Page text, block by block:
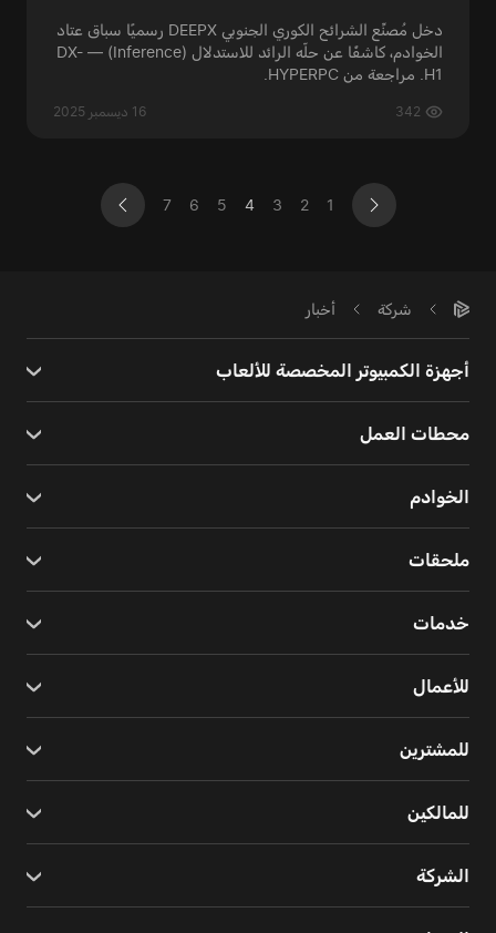
دخل مُصنِّع الشرائح الكوري الجنوبي DEEPX رسميًا سباق عتاد
الخوادم، كاشفًا عن حلّه الرائد للاستدلال (Inference) — DX-
H1. مراجعة من HYPERPC.
16 ديسمبر 2025 342
1
2
3
4
5
6
7
شركة أخبار
أجهزة الكمبيوتر المخصصة للألعاب
محطات العمل
الخوادم
ملحقات
خدمات
للأعمال
للمشترين
للمالكين
الشركة